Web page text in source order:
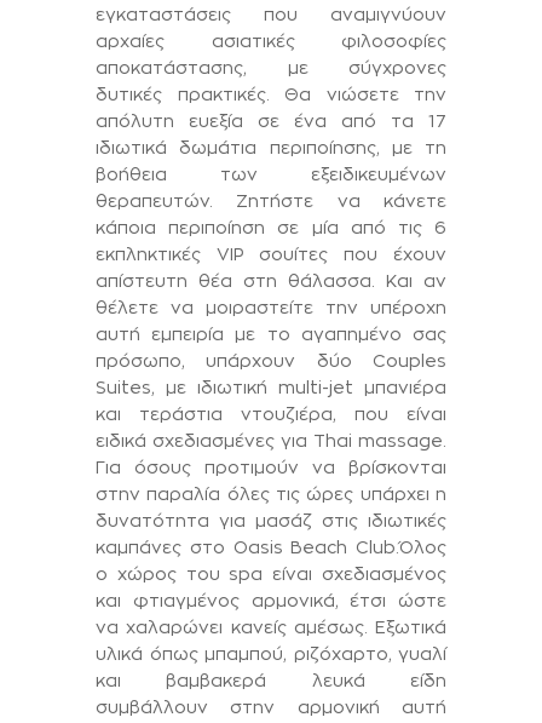
εγκαταστάσεις που αναμιγνύουν
αρχαίες ασιατικές φιλοσοφίες
αποκατάστασης, με σύγχρονες
δυτικές πρακτικές. Θα νιώσετε την
απόλυτη ευεξία σε ένα από τα 17
ιδιωτικά δωμάτια περιποίησης, με τη
βοήθεια των εξειδικευμένων
θεραπευτών. Ζητήστε να κάνετε
κάποια περιποίηση σε μία από τις 6
εκπληκτικές VIP σουίτες που έχουν
απίστευτη θέα στη θάλασσα. Και αν
θέλετε να μοιραστείτε την υπέροχη
αυτή εμπειρία με το αγαπημένο σας
πρόσωπο, υπάρχουν δύο Couples
Suites, με ιδιωτική multi-jet μπανιέρα
και τεράστια ντουζιέρα, που είναι
ειδικά σχεδιασμένες για Thai massage.
Για όσους προτιμούν να βρίσκονται
στην παραλία όλες τις ώρες υπάρχει η
δυνατότητα για μασάζ στις ιδιωτικές
καμπάνες στο Oasis Beach Club.Όλος
ο χώρος του spa είναι σχεδιασμένος
και φτιαγμένος αρμονικά, έτσι ώστε
να χαλαρώνει κανείς αμέσως. Εξωτικά
υλικά όπως μπαμπού, ριζόχαρτο, γυαλί
και βαμβακερά λευκά είδη
συμβάλλουν στην αρμονική αυτή